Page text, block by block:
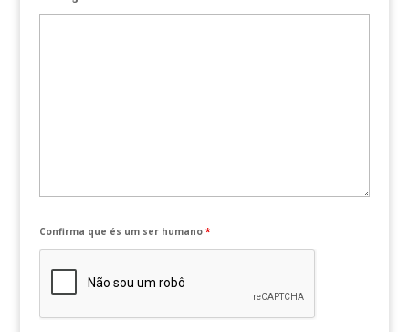
Confirma que és um ser humano *